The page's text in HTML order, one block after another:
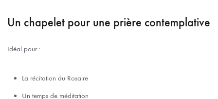
Un chapelet pour une prière contemplative
Idéal pour :
La récitation du Rosaire
Un temps de méditation